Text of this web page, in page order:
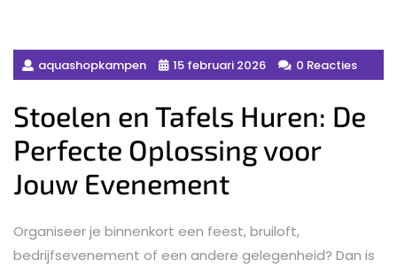
aquashopkampen 15 februari 2026 0 Reacties
Stoelen en Tafels Huren: De
Perfecte Oplossing voor
Jouw Evenement
Organiseer je binnenkort een feest, bruiloft,
bedrijfsevenement of een andere gelegenheid? Dan is